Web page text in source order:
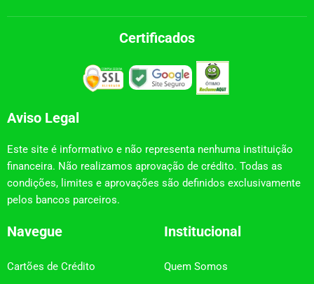
Certificados
Aviso Legal
Este site é informativo e não representa nenhuma instituição
financeira. Não realizamos aprovação de crédito. Todas as
condições, limites e aprovações são definidos exclusivamente
pelos bancos parceiros.
Navegue
Cartões de Crédito
Institucional
Quem Somos